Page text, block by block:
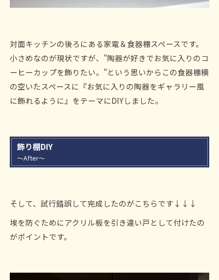
対面キッチンの後ろにある家電＆食器棚スペースです。
小さめなのが現状ですが、"陶器が好きでお気に入りのコ
ーヒーカップを飾りたい。"という思いからこの食器棚横
の空いたスペースに『お気に入りの陶器をギャラリー風
に飾れるように』をテーマにDIYしました。
飾り棚DIY
～After～
そして、試行錯誤して完成したのがこちらです↓↓↓
埃を防ぐためにアクリル板を引き違い戸として付けたの
がポイントです。